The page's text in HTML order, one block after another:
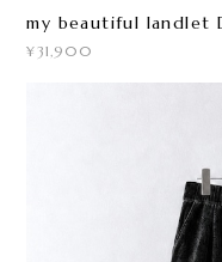
my beautiful landlet
¥31,900